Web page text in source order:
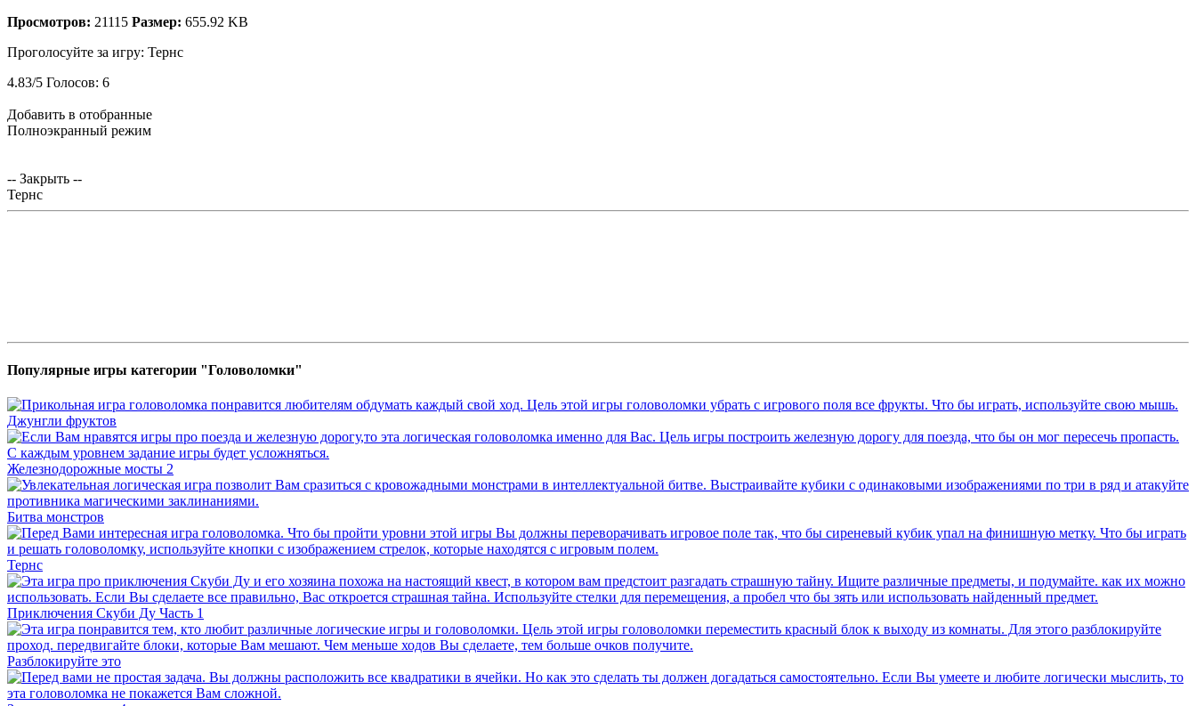
Просмотров: 21115 Размер: 655.92 KB
Проголосуйте за игру: Тернс
4.83/5 Голосов: 6
Добавить в отобранные
Полноэкранный режим
-- Закрыть --
Тернс
Популярные игры категории "Головоломки"
Джунгли фруктов
Железнодорожные мосты 2
Битва монстров
Тернс
Приключения Скуби Ду Часть 1
Разблокируйте это